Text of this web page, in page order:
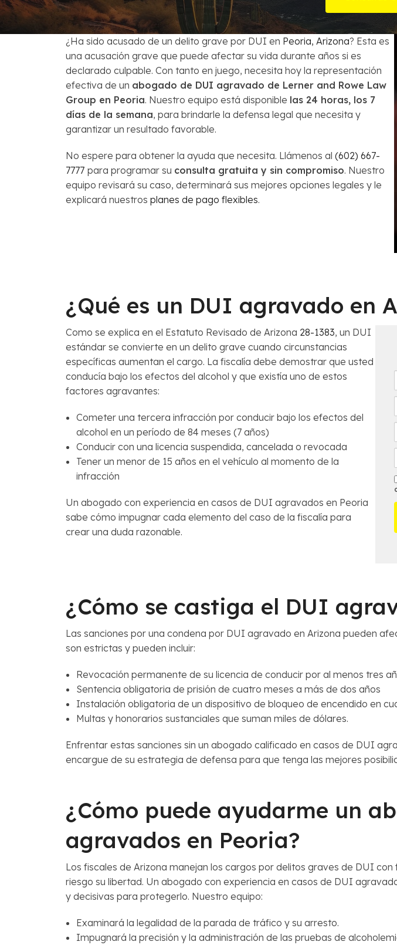
Preguntas Frecuentes¿Es la bancarrota es lo
Préstamos de Auto y la
Modificación de Préstamo
Cómo Evitar el Embargo
Impuestos en casos de
¿Ha sido acusado de un delito grave por DUI en Peoria, Arizona? Esta es
una acusación grave que puede afectar su vida durante años si es
declarado culpable. Con tanto en juego, necesita hoy la representación
efectiva de un abogado de DUI agravado de Lerner and Rowe Law
Group en Peoria. Nuestro equipo está disponible las 24 horas, los 7
días de la semana, para brindarle la defensa legal que necesita y
garantizar un resultado favorable.
No espere para obtener la ayuda que necesita. Llámenos al (602) 667-
7777 para programar su consulta gratuita y sin compromiso. Nuestro
equipo revisará su caso, determinará sus mejores opciones legales y le
explicará nuestros planes de pago flexibles.
¿Qué es un DUI agravado en
Como se explica en el Estatuto Revisado de Arizona 28-1383, un DUI
estándar se convierte en un delito grave cuando circunstancias
específicas aumentan el cargo. La fiscalía debe demostrar que usted
conducía bajo los efectos del alcohol y que existía uno de estos
factores agravantes:
Cometer una tercera infracción por conducir bajo los efectos del
alcohol en un período de 84 meses (7 años)
Conducir con una licencia suspendida, cancelada o revocada
Tener un menor de 15 años en el vehículo al momento de la
infracción
Un abogado con experiencia en casos de DUI agravados en Peoria
sabe cómo impugnar cada elemento del caso de la fiscalía para
crear una duda razonable.
r
*
l
f
*
i
i
c
t
l
s
*
s
s
¿Cómo se castiga el DUI
Las sanciones por una condena por DUI agravado en Arizona pueden
son estrictas y pueden incluir:
Revocación permanente de su licencia de conducir por al menos tres
Sentencia obligatoria de prisión de cuatro meses a más de dos años
Instalación obligatoria de un dispositivo de bloqueo de encendido en
Multas y honorarios sustanciales que suman miles de dólares.
Enfrentar estas sanciones sin un abogado calificado en casos de DUI
encargue de su estrategia de defensa para que tenga las mejores
¿Cómo puede ayudarme un
agravados en Peoria?
Los fiscales de Arizona manejan los cargos por delitos graves de DUI
riesgo su libertad. Un abogado con experiencia en casos de DUI
y decisivas para protegerlo. Nuestro equipo:
Examinará la legalidad de la parada de tráfico y su arresto.
Impugnará la precisión y la administración de las pruebas de